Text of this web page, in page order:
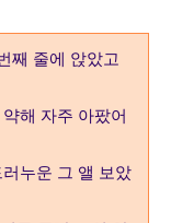
째 줄에 앉았고
해 자주 아팠어
누운 그 앨 보았